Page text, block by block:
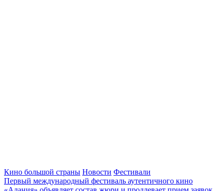
Кино большой страны Новости Фестивали
Первый международный фестиваль аутентичного кино